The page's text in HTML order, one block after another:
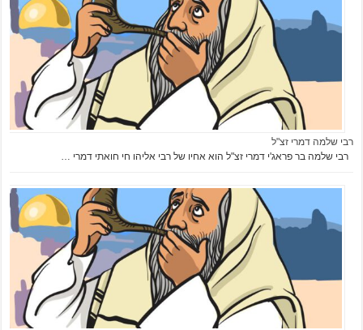
רבי שלמה דמרי זצ"ל
רבי שלמה בר פראג'י דמרי זצ"ל הוא אחיו של רבי אליהו חי חואתי דמרי …